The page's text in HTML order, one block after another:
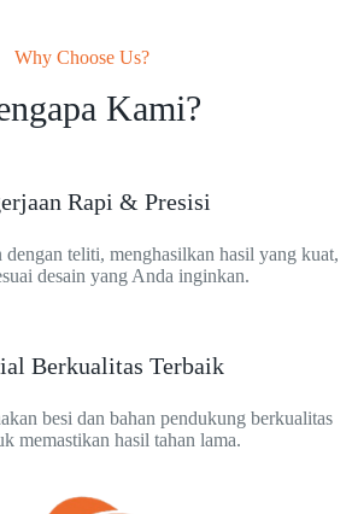
Why Choose Us?
Kami?
Rapi & Presisi
dengan teliti, menghasilkan hasil yang kuat,
desain yang Anda inginkan.
Berkualitas Terbaik
besi dan bahan pendukung berkualitas
memastikan hasil tahan lama.